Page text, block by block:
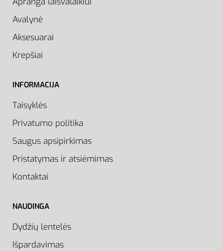
Avalynė
Aksesuarai
Krepšiai
INFORMACIJA
Taisyklės
Privatumo politika
Saugus apsipirkimas
Pristatymas ir atsiėmimas
Kontaktai
NAUDINGA
Dydžių lentelės
Išpardavimas